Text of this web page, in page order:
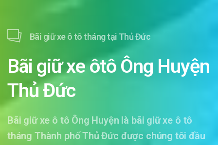
Bãi giữ xe ô tô tháng tại Thủ Đức
Bãi giữ xe ôtô Ông Huyện
Thủ Đức
Bãi giữ xe ô tô Ông Huyện là bãi giữ xe ô tô
tháng Thành phố Thủ Đức được chúng tôi đầu